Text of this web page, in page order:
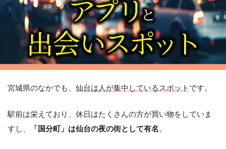
宮城県のなかでも、 仙台は人が集中しているスポットです。
駅前は栄えており、休日はたくさんの方が買い物をしていま
すし、
「国分町」は仙台の夜の街として有名。